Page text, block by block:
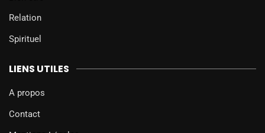
Relation
Spirituel
LIENS UTILES
A propos
Contact